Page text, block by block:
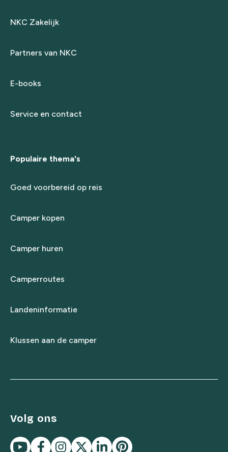
NKC Zakelijk
Partners van NKC
E-books
Service en contact
Populaire thema's
Goed voorbereid op reis
Camper kopen
Camper huren
Camperroutes
Landeninformatie
Klussen aan de camper
Volg ons